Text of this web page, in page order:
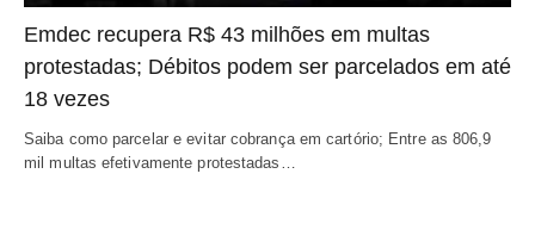
Emdec recupera R$ 43 milhões em multas
protestadas; Débitos podem ser parcelados em até
18 vezes
Saiba como parcelar e evitar cobrança em cartório; Entre as 806,9
mil multas efetivamente protestadas…